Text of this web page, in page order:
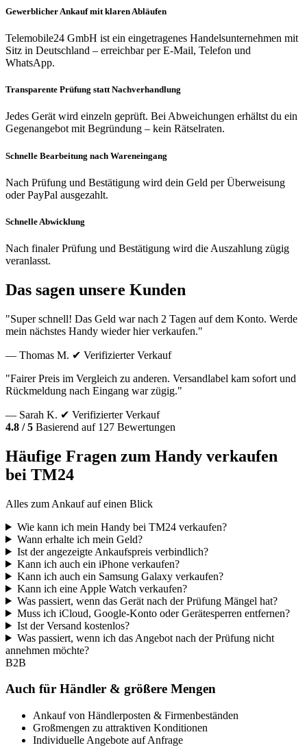
Gewerblicher Ankauf mit klaren Abläufen
Telemobile24 GmbH ist ein eingetragenes Handelsunternehmen mit
Sitz in Deutschland – erreichbar per E-Mail, Telefon und
WhatsApp.
Transparente Prüfung statt Nachverhandlung
Jedes Gerät wird einzeln geprüft. Bei Abweichungen erhältst du ein
Gegenangebot mit Begründung – kein Rätselraten.
Schnelle Bearbeitung nach Wareneingang
Nach Prüfung und Bestätigung wird dein Geld per Überweisung
oder PayPal ausgezahlt.
Schnelle Abwicklung
Nach finaler Prüfung und Bestätigung wird die Auszahlung zügig
veranlasst.
Das sagen unsere Kunden
"Super schnell! Das Geld war nach 2 Tagen auf dem Konto. Werde
mein nächstes Handy wieder hier verkaufen."
— Thomas M. ✔ Verifizierter Verkauf
"Fairer Preis im Vergleich zu anderen. Versandlabel kam sofort und
Rückmeldung nach Eingang war zügig."
— Sarah K. ✔ Verifizierter Verkauf
4.8 / 5 Basierend auf 127 Bewertungen
Häufige Fragen zum Handy verkaufen
bei TM24
Alles zum Ankauf auf einen Blick
Wie kann ich mein Handy bei TM24 verkaufen?
Wann erhalte ich mein Geld?
Ist der angezeigte Ankaufspreis verbindlich?
Kann ich auch ein iPhone verkaufen?
Kann ich auch ein Samsung Galaxy verkaufen?
Kann ich eine Apple Watch verkaufen?
Was passiert, wenn das Gerät nach der Prüfung Mängel hat?
Muss ich iCloud, Google-Konto oder Gerätesperren entfernen?
Ist der Versand kostenlos?
Was passiert, wenn ich das Angebot nach der Prüfung nicht
annehmen möchte?
B2B
Auch für Händler & größere Mengen
Ankauf von Händlerposten & Firmenbeständen
Großmengen zu attraktiven Konditionen
Individuelle Angebote auf Anfrage